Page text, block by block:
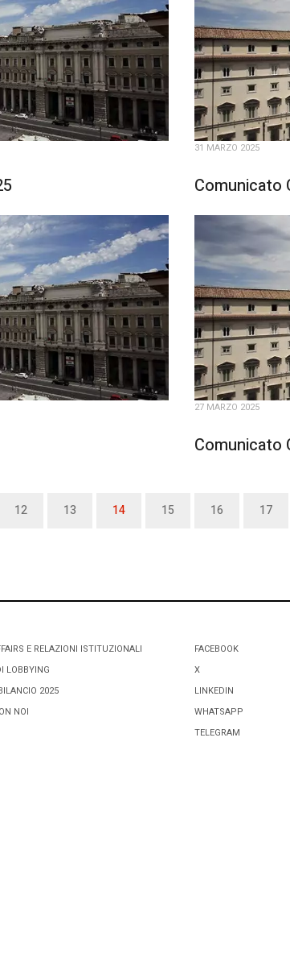
31 MARZO 2025
Comunicato
27 MARZO 2025
Comunicato
12 13 14 15 16 17
E RELAZIONI ISTITUZIONALI
LOBBYING
2025
NOI
FACEBOOK
X
LINKEDIN
WHATSAPP
TELEGRAM